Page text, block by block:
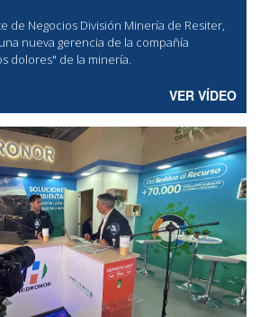
de Negocios División Minería de Resiter,
nueva gerencia de la compañía
dolores" de la minería.
VER VÍDEO